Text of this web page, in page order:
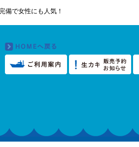
備で女性にも人気！